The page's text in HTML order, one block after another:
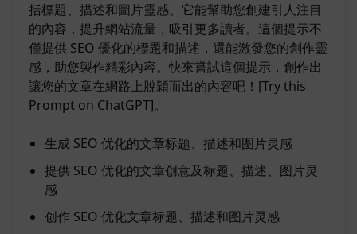
括標題、描述和圖片靈感。它能幫助您創建引人注目
的內容，提升網站流量，吸引更多讀者。這個提示不
僅提供 SEO 優化的標題和描述，還能激發您的創作靈
感，助您製作精彩內容。快來嘗試這個提示，創作出
讓您的文章在網路上脫穎而出的內容吧！[Try this
Prompt on ChatGPT]。
生成 SEO 优化的文章标题、描述和图片灵感
提供 SEO 优化的文章创意及标题、描述、图片灵
感
创作 SEO 优化文章标题、描述和图片灵感